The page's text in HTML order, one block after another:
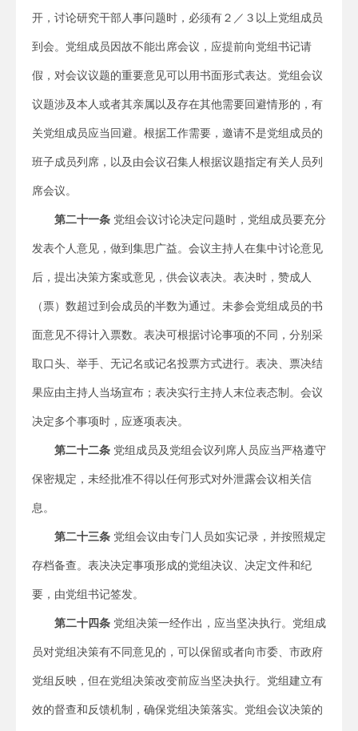
开，讨论研究干部人事问题时，必须有２／３以上党组成员
到会。党组成员因故不能出席会议，应提前向党组书记请
假，对会议议题的重要意见可以用书面形式表达。党组会议
议题涉及本人或者其亲属以及存在其他需要回避情形的，有
关党组成员应当回避。根据工作需要，邀请不是党组成员的
班子成员列席，以及由会议召集人根据议题指定有关人员列
席会议。
第二十一条 党组会议讨论决定问题时，党组成员要充分
发表个人意见，做到集思广益。会议主持人在集中讨论意见
后，提出决策方案或意见，供会议表决。表决时，赞成人
（票）数超过到会成员的半数为通过。未参会党组成员的书
面意见不得计入票数。表决可根据讨论事项的不同，分别采
取口头、举手、无记名或记名投票方式进行。表决、票决结
果应由主持人当场宣布；表决实行主持人末位表态制。会议
决定多个事项时，应逐项表决。
第二十二条 党组成员及党组会议列席人员应当严格遵守
保密规定，未经批准不得以任何形式对外泄露会议相关信
息。
第二十三条 党组会议由专门人员如实记录，并按照规定
存档备查。表决决定事项形成的党组决议、决定文件和纪
要，由党组书记签发。
第二十四条 党组决策一经作出，应当坚决执行。党组成
员对党组决策有不同意见的，可以保留或者向市委、市政府
党组反映，但在党组决策改变前应当坚决执行。党组建立有
效的督查和反馈机制，确保党组决策落实。党组会议决策的